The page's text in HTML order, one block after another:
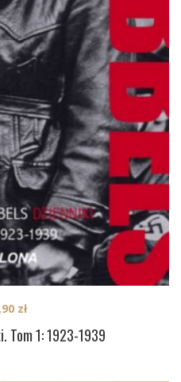
Tom 1: 1923-1939
zł